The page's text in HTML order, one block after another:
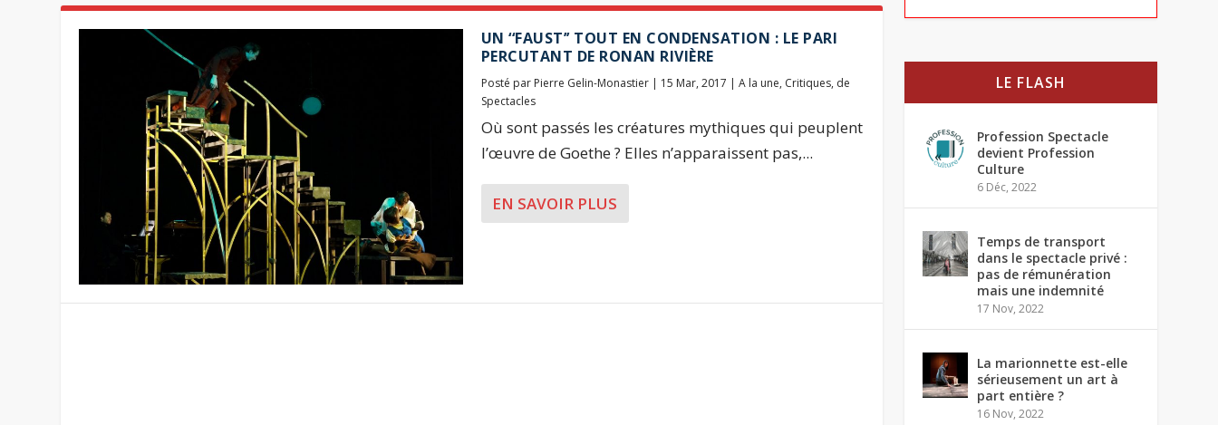
UN ‘‘FAUST’’ TOUT EN CONDENSATION : LE PARI
PERCUTANT DE RONAN RIVIÈRE
Posté par Pierre Gelin-Monastier| 15 Mar, 2017 | A la une, Critiques, de
Spectacles
Où sont passés les créatures mythiques qui peuplent
l’œuvre de Goethe ? Elles n’apparaissent pas,...
EN SAVOIR PLUS
LE FLASH
Profession Spectacle
devient Profession
Culture
6 Déc, 2022
Temps de transport
dans le spectacle privé :
pas de rémunération
mais une indemnité
17 Nov, 2022
La marionnette est-elle
sérieusement un art à
part entière ?
16 Nov, 2022